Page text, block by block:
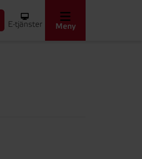
E-tjänster Meny